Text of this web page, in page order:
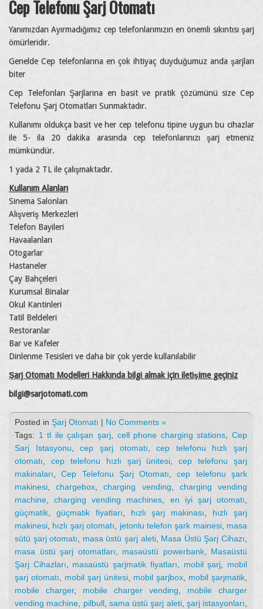
Cep Telefonu Şarj Otomatı
Yanımızdan Ayırmadığımız cep telefonlarımızın en önemli sıkıntısı şarj
ömürleridir.
Genelde Cep telefonlarına en çok ihtiyaç duyduğumuz anda şarjları
biter
Cep Telefonları Şarjlarına en basit ve pratik çözümünü size Cep
Telefonu Şarj Otomatları Sunmaktadır.
Kullanımı oldukça basit ve her cep telefonu tipine uygun bu cihazlar
ile 5- ila 20 dakika arasında cep telefonlarınızı şarj etmeniz
mümkündür.
1 yada 2 TL ile çalışmaktadır.
Kullanım Alanları
Sinema Salonları
Alışveriş Merkezleri
Telefon Bayileri
Havaalanları
Otogarlar
Hastaneler
Çay Bahçeleri
Kurumsal Binalar
Okul Kantinleri
Tatil Beldeleri
Restoranlar
Bar ve Kafeler
Dinlenme Tesisleri ve daha bir çok yerde kullanılabilir
Şarj Otomatı Modelleri Hakkında bilgi almak için iletişime geçiniz
bilgi@sarjotomati.com
Posted in Şarj Otomatı | No Comments »
Tags: 1 tl ile çalışan şarj, cell phone charging stations,Cep
Sarj Istasyonu,cep şarj otomatı,cep telefonu hızlı şarj
otomatı, cep telefonu hızlı şarj ünitesi,cep telefonu şarj
makinaları,Cep Telefonu Şarj Otomatı,cep telefonu şark
makinesi,chargebox,charging vending, charging vending
machine,charging vending machines, en iyi şarj otomatı,
güçmatik, güçmatik fiyatları, hızlı şarj makinası, hızlı şarj
makinesi, hızlı şarj otomatı, jetonlu telefon şark mainesi, masa
sütü şarj otomatı, masa üstü şarj aleti, Masa Üstü Şarj Cihazı,
masa üstü şarj otomatları, masaüstü powerbank, Masaüstü
Şarj Cihazları, masaüstü şarjmatik fiyatları, mobil şarj, mobil
şarj otomatı, mobil şarj ünitesi, mobil şarjbox, mobil şarjmatik,
mobile charger, mobile charger vending, mobile charger
vending machine, pilbull, sama üstü şarj aleti, şarj istasyonları,